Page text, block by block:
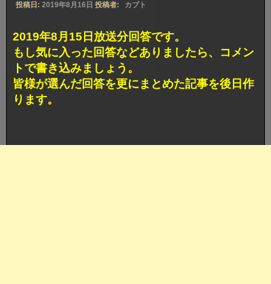
投稿日: 2019年8月16日 投稿者: カブト
2019年8月15日放送分回答です。
もし気に入った回答などありましたら、コメン
トで書き込みましょう。
皆様が選んだ回答を更にまとめた記事を後日作
ります。